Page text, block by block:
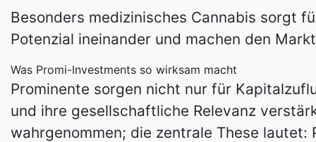
Besonders medizinisches Cannabis sorgt
Potenzial ineinander und machen den
Was Promi-Investments so wirksam macht
Prominente sorgen nicht nur für
und ihre gesellschaftliche Relevanz
wahrgenommen; die zentrale These